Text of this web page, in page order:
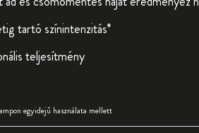
tartó színintenzitás*
teljesítmény
egyidejű használata mellett